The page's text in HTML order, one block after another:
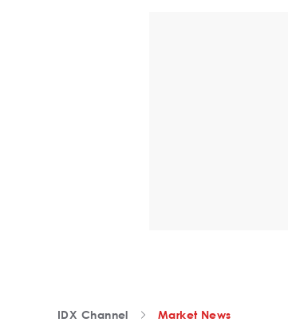
IDX Channel Market News